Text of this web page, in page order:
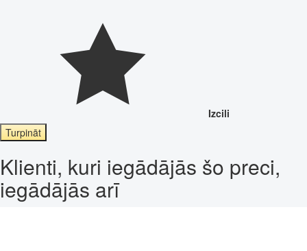
Izcili
Turpināt
Klienti, kuri iegādājās šo preci,
iegādājās arī